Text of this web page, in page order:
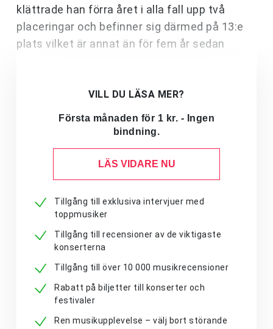
klättrade han förra året i alla fall upp två
placeringar och befinner sig därmed på 13:e
plats vilket är annat än för fem år sedan
VILL DU LÄSA MER?
Första månaden för 1 kr. - Ingen
bindning.
LÄS VIDARE NU
Tillgång till exklusiva intervjuer med
toppmusiker
Tillgång till recensioner av de viktigaste
konserterna
Tillgång till över 10 000 musikrecensioner
Rabatt på biljetter till konserter och
festivaler
Ren musikupplevelse – välj bort störande